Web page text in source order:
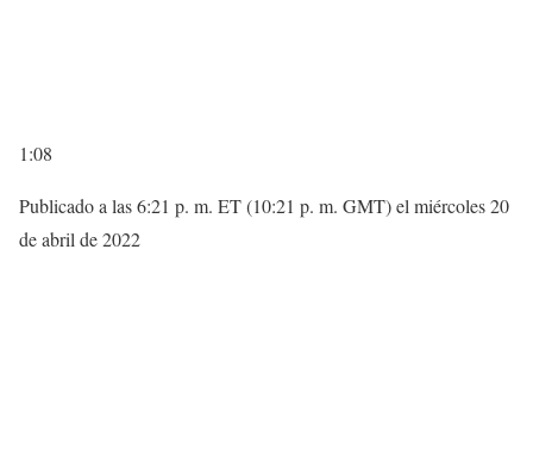
1:08
Publicado a las 6:21 p. m. ET (10:21 p. m. GMT) el miércoles 20
de abril de 2022